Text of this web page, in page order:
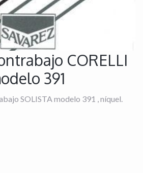
CORELLI
391
SOLISTA modelo 391 , níquel.